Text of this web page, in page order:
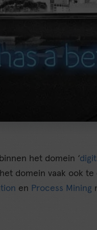
het domein ‘
domein vaak ook
en Process Mining